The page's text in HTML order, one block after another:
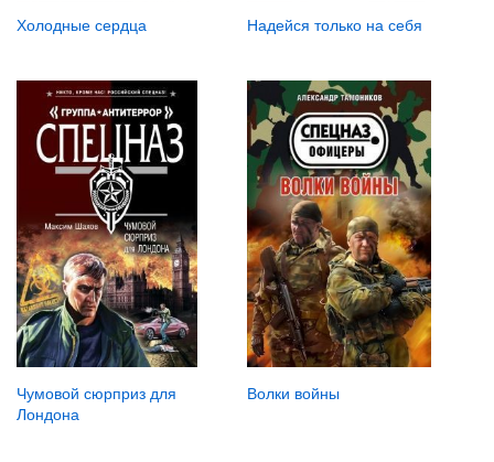
Холодные сердца Надейся только на себя
Чумовой сюрприз для
Лондона
Волки войны